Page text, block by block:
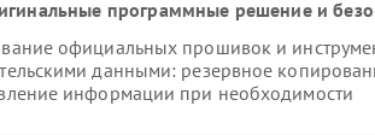
программные решение и
официальных прошивок и
данными: резервное
информации при необходимости